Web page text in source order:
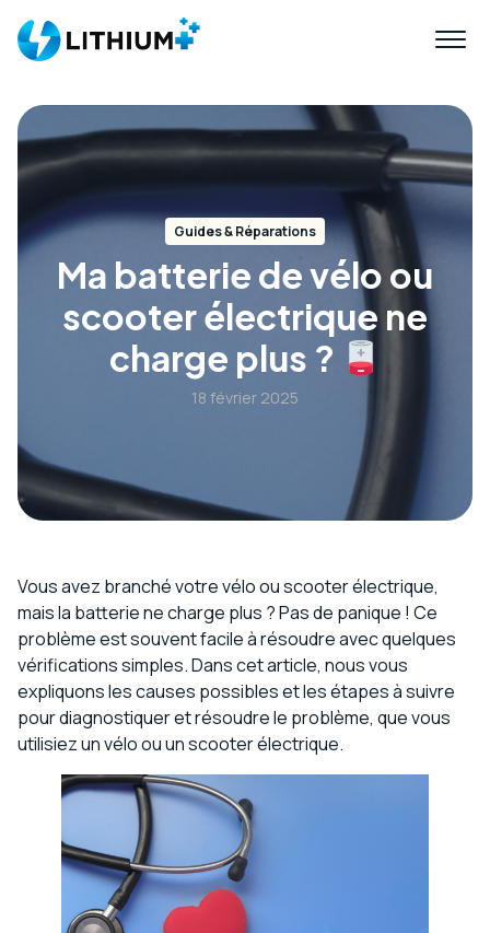
Guides & Réparations
Ma batterie de vélo ou
scooter électrique ne
charge plus ?
18 février 2025
Vous avez branché votre vélo ou scooter électrique,
mais la batterie ne charge plus ? Pas de panique ! Ce
problème est souvent facile à résoudre avec quelques
vérifications simples. Dans cet article, nous vous
expliquons les causes possibles et les étapes à suivre
pour diagnostiquer et résoudre le problème, que vous
utilisiez un vélo ou un scooter électrique.